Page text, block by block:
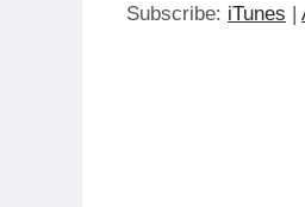
Subscribe: iTunes |